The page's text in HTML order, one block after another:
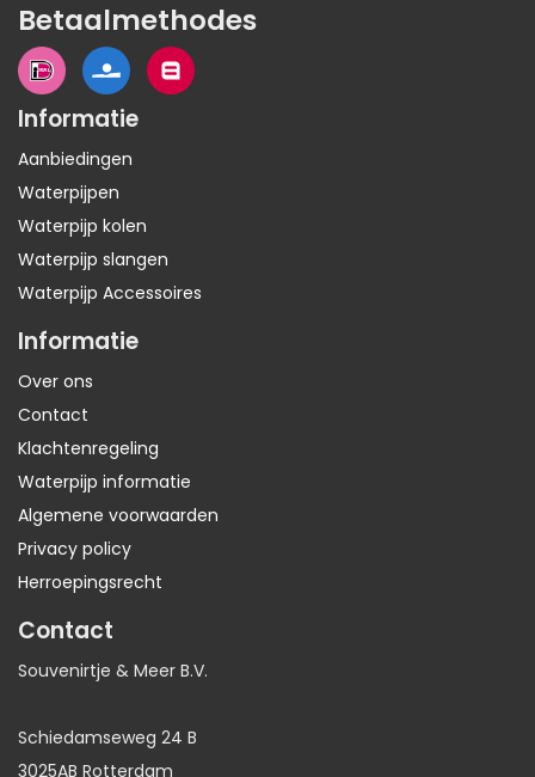
Betaalmethodes
Informatie
Aanbiedingen
Waterpijpen
Waterpijp kolen
Waterpijp slangen
Waterpijp Accessoires
Informatie
Over ons
Contact
Klachtenregeling
Waterpijp informatie
Algemene voorwaarden
Privacy policy
Herroepingsrecht
Contact
Souvenirtje & Meer B.V.
Schiedamseweg 24 B
3025AB Rotterdam